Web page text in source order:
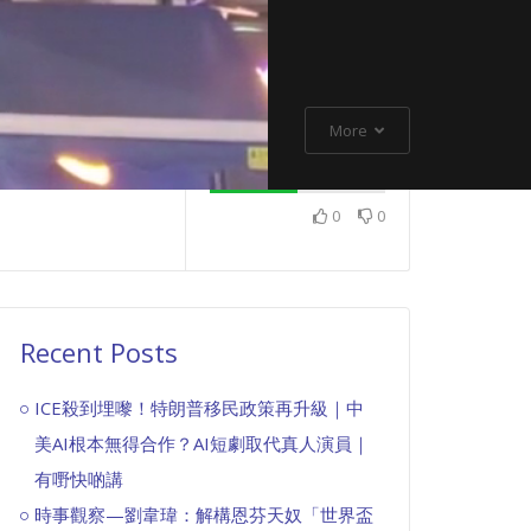
More
0 0
Recent Posts
ICE殺到埋嚟！特朗普移民政策再升級｜中
美AI根本無得合作？AI短劇取代真人演員｜
有嘢快啲講
時事觀察—劉韋瑋：解構恩芬天奴「世界盃